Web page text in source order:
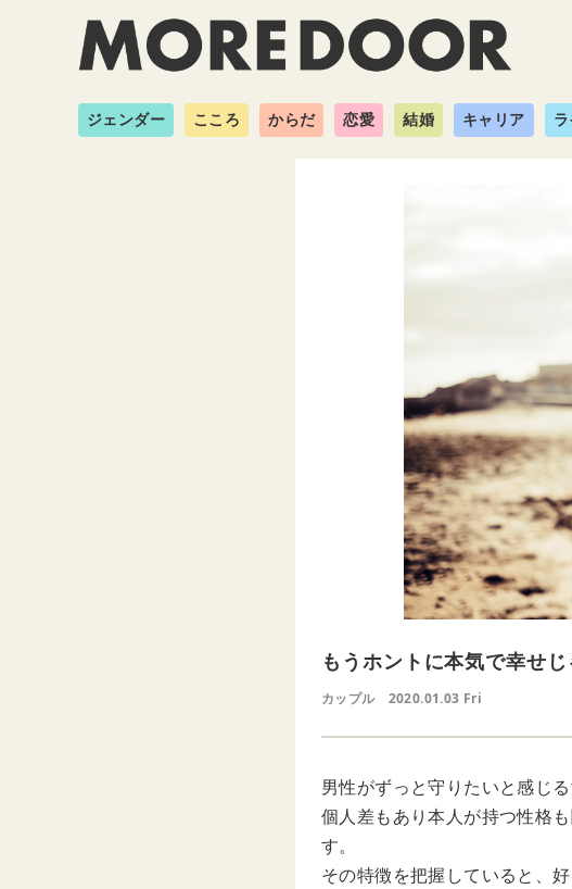
ジェンダー こころ からだ 恋愛 結婚 キャリア
もうホントに本気で幸せ
カップル 2020.01.03 Fri
男性がずっと守りたいと感じ
個人差もあり本人が持つ性格
す。
その特徴を把握していると、